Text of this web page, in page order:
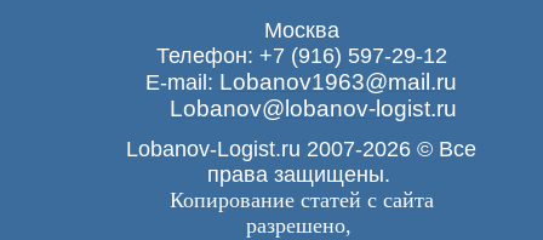
Москва
Телефон: +7 (916) 597-29-12
E-mail: Lobanov1963@mail.ru
Lobanov@lobanov-logist.ru
Lobanov-Logist.ru 2007-2026 © Все
права защищены.
Копирование статей с сайта
разрешено,